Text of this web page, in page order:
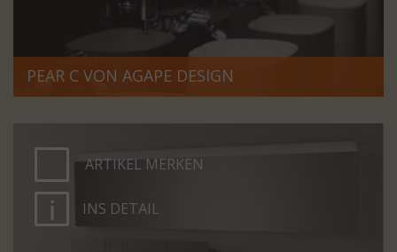
PEAR C VON AGAPE DESIGN
ARTIKEL MERKEN
INS DETAIL